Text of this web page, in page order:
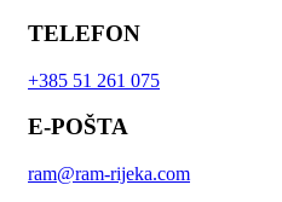
TELEFON
+385 51 261 075
E-POŠTA
ram@ram-rijeka.com